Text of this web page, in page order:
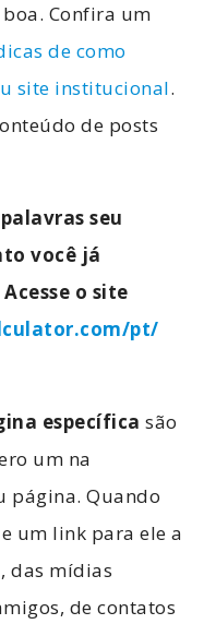
Confira um
de como
site institucional.
de posts
seu
você já
o site
pt/
específica são
um na
página. Quando
um link para ele a
das mídias
de contatos